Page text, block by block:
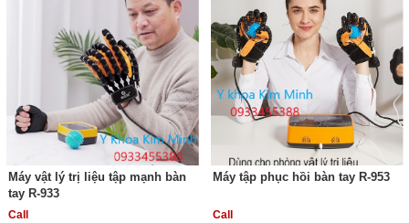
Máy vật lý trị liệu tập mạnh bàn
tay R-933
Call
Máy tập phục hồi bàn tay R-953
Call